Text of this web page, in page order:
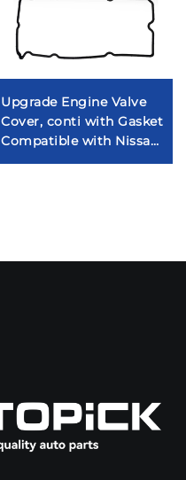
Upgrade Engine Valve
Cover, conti with Gasket
Compatible with Nissan
Frontier 2005-2019